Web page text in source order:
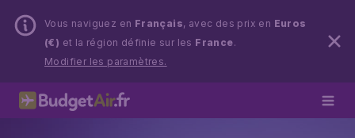
Vous naviguez en Français, avec des prix en Euros
(€) et la région définie sur les France.
Modifier les paramètres.